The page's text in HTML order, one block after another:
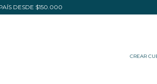
DESDE $150.000
CREAR